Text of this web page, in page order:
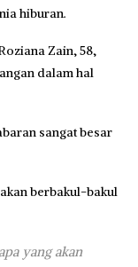
hiburan.
Zain, 58,
dalam hal
sangat besar
berbakul-bakul
yang akan